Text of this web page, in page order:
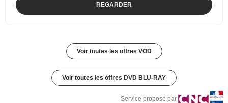
REGARDER
Voir toutes les offres VOD
Voir toutes les offres DVD BLU-RAY
Service proposé par